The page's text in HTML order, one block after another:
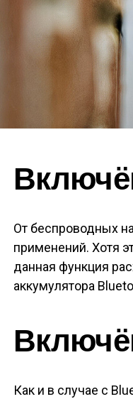
От беспроводных
применений. Хотя
данная функция
аккумулятора
Как и в случае с